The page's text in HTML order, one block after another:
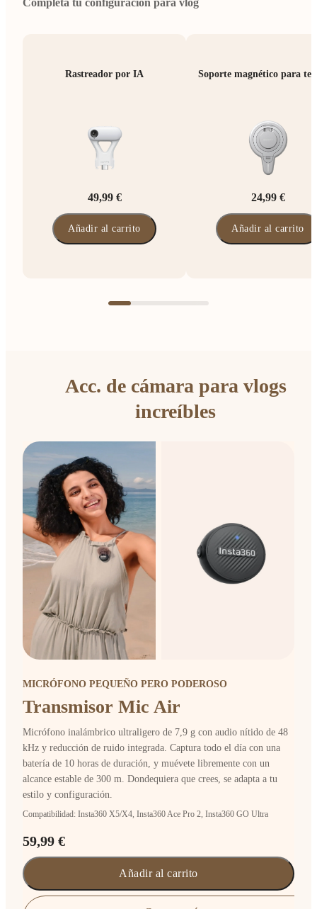
Completa tu configuración para vlog
Rastreador por IA
49,99 €
Añadir al carrito
Soporte magnético para
24,99 €
Añadir al carrito
Acc. de cámara para vlogs
increíbles
MICRÓFONO PEQUEÑO PERO PODEROSO
Transmisor Mic Air
Micrófono inalámbrico ultraligero de 7,9 g con audio nítido de 48
kHz y reducción de ruido integrada. Captura todo el día con una
batería de 10 horas de duración, y muévete libremente con un
alcance estable de 300 m. Dondequiera que crees, se adapta a tu
estilo y configuración.
Compatibilidad: Insta360 X5/X4, Insta360 Ace Pro 2, Insta360 GO Ultra
59,99 €
Añadir al carrito